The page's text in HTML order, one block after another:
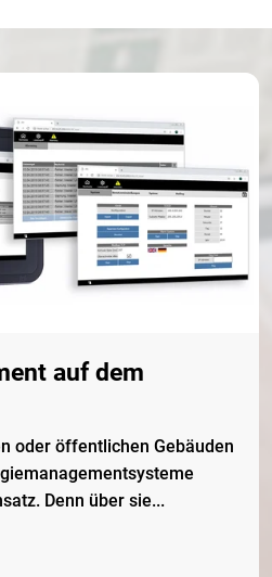
auf dem
oder öffentlichen Gebäuden
Denn über sie...